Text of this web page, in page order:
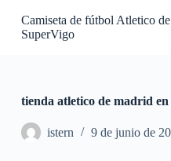
SCamiseta de fútbol Atletico
SuperVigo
tienda atletico de madrid en
istern 9 de junio de